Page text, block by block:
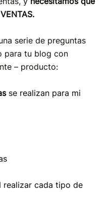
serie de preguntas
para tu blog con
– producto:
se realizan para mi
realizar cada tipo de